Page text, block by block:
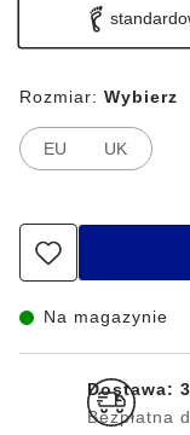
Rozmiar: Wybierz
EU UK
Na magazynie
Dostawa:
Bezpłatna